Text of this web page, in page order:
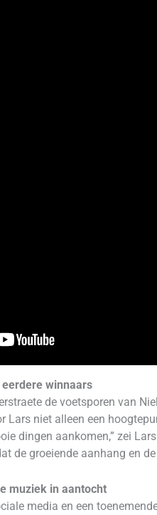
winnaars
de voetsporen van
Lars niet alleen een
dingen aankomen,” zei
de groeiende aanhang en
muziek in aantocht
media en een